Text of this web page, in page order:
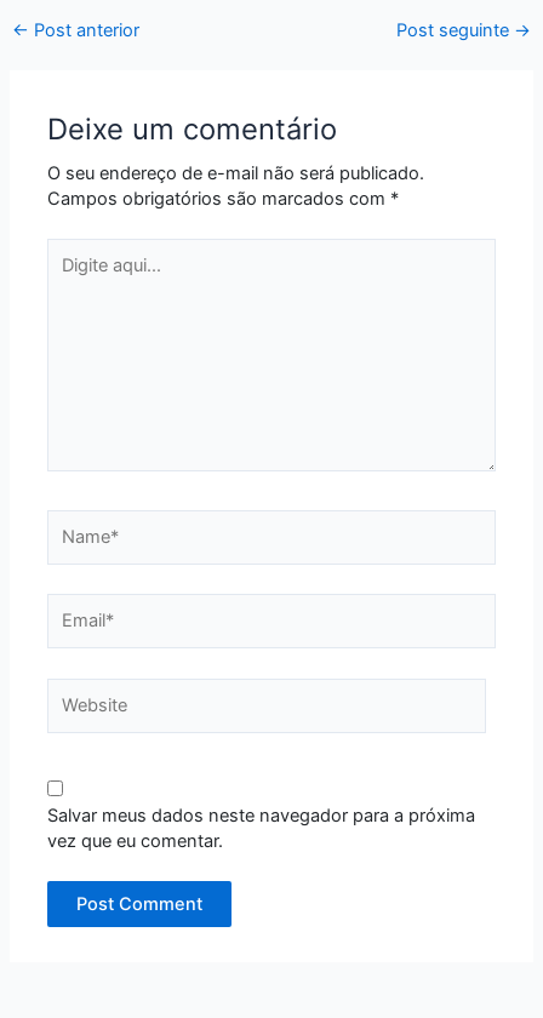
← Post anterior Post seguinte →
Deixe um comentário
O seu endereço de e-mail não será publicado.
Campos obrigatórios são marcados com *
aqui...
Salvar meus dados neste navegador para a próxima
vez que eu comentar.